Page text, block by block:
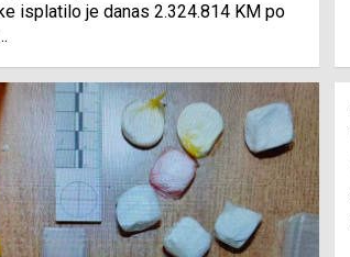
isplatilo je danas 2.324.814 KM po